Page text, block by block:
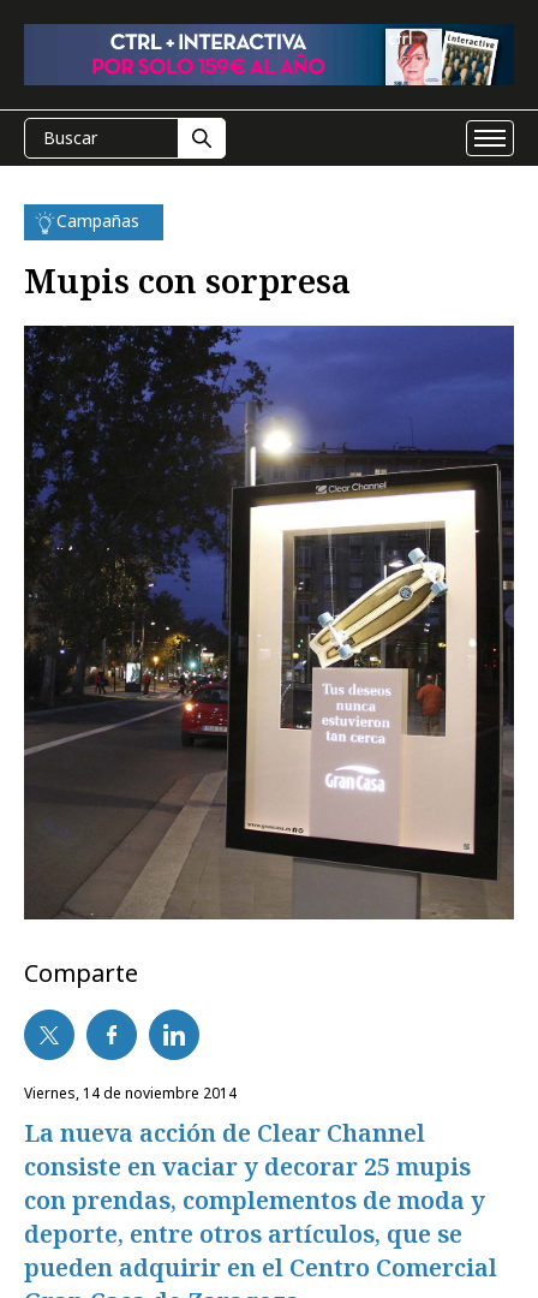
Campañas
Mupis con sorpresa
Comparte
viernes, 14 de noviembre 2014
La nueva acción de Clear Channel
consiste en vaciar y decorar 25 mupis
con prendas, complementos de moda y
deporte, entre otros artículos, que se
pueden adquirir en el Centro Comercial